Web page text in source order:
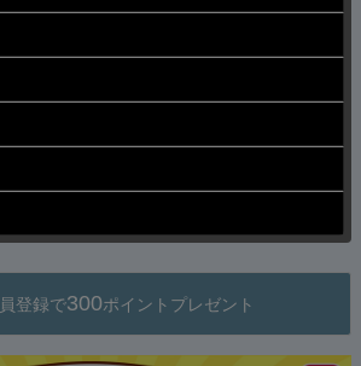
登録で300ポイントプレゼント